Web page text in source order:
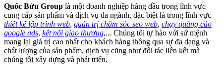
Quốc Bửu Group là một doanh nghiệp hàng đầu trong lĩnh vực
cung cấp sản phẩm và dịch vụ đa ngành, đặc biệt là trong lĩnh vực
thiết kế lập trình web, quản trị chăm sóc seo web, chạy quảng cáo
google ads, kết nối giao thương,... Chúng tôi tự hào với sứ mệnh
mang lại giá trị cao nhất cho khách hàng thông qua sự đa dạng và
chất lượng của sản phẩm, dịch vụ cũng như đối tác liên kết mà
chúng tôi xây dựng và phát triển.